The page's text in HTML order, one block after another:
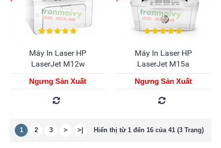
Máy In Laser HP
LaserJet M12w
Ngưng Sản Xuất
Máy In Laser HP
LaserJet M15a
Ngưng Sản Xuất
1 2 3 > >| Hiển thị từ 1 đến 16 của 41 (3 Trang)